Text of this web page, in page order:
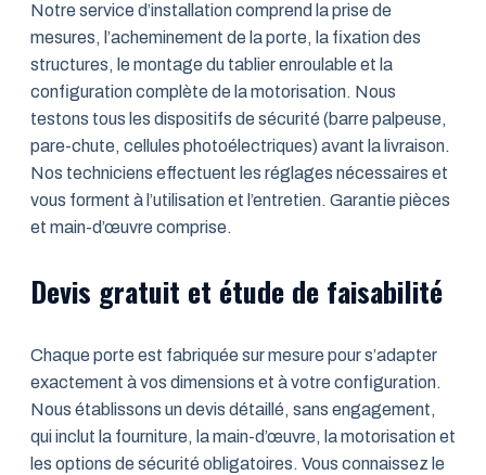
Notre service d’installation comprend la prise de
mesures, l’acheminement de la porte, la fixation des
structures, le montage du tablier enroulable et la
configuration complète de la motorisation. Nous
testons tous les dispositifs de sécurité (barre palpeuse,
pare-chute, cellules photoélectriques) avant la livraison.
Nos techniciens effectuent les réglages nécessaires et
vous forment à l’utilisation et l’entretien. Garantie pièces
et main-d’œuvre comprise.
Devis gratuit et étude de faisabilité
Chaque porte est fabriquée sur mesure pour s’adapter
exactement à vos dimensions et à votre configuration.
Nous établissons un devis détaillé, sans engagement,
qui inclut la fourniture, la main-d’œuvre, la motorisation et
les options de sécurité obligatoires. Vous connaissez le